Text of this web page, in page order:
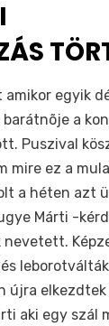
egyik
a
Puszival
mire ez a
a héten azt
Márti -
nevetett.
újra
aki egy szál